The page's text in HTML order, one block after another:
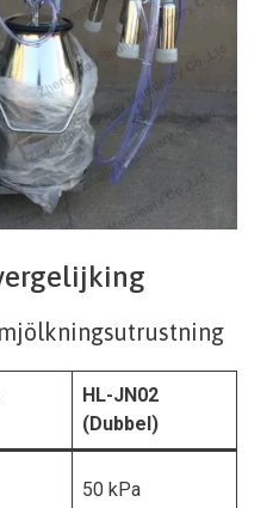
HL-JN02
(Dubbel)
50 kPa